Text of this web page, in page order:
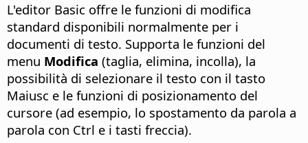
L'editor Basic offre le funzioni di modifica
standard disponibili normalmente per i
documenti di testo. Supporta le funzioni del
menu Modifica (taglia, elimina, incolla), la
possibilità di selezionare il testo con il tasto
Maiusc e le funzioni di posizionamento del
cursore (ad esempio, lo spostamento da parola a
parola con Ctrl e i tasti freccia).